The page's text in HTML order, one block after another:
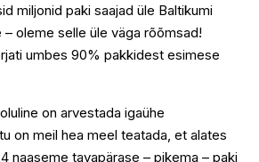
miljonid paki saajad üle Baltikumi
oleme selle üle väga rõõmsad!
umbes 90% pakkidest esimese
on arvestada igaühe
on meil hea meel teatada, et alates
naaseme tavapärase – pikema – paki